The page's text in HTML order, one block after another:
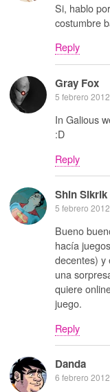
Si, hablo
costumbre
Reply
Gray Fox
5 febrero 2012
In Galious
:D
Reply
Shin Sikrik
5 febrero 2012
Bueno
hacía
decentes)
una
quiere
juego.
Reply
Danda
6 febrero 2012